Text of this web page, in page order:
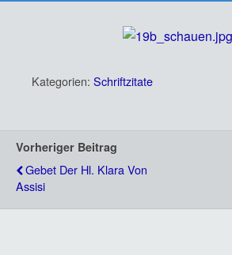
Kategorien: Schriftzitate
Vorheriger Beitrag
Gebet Der Hl. Klara Von
Assisi